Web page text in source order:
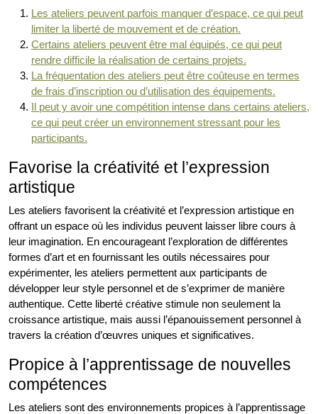
Les ateliers peuvent parfois manquer d’espace, ce qui peut
limiter la liberté de mouvement et de création.
Certains ateliers peuvent être mal équipés, ce qui peut
rendre difficile la réalisation de certains projets.
La fréquentation des ateliers peut être coûteuse en termes
de frais d’inscription ou d’utilisation des équipements.
Il peut y avoir une compétition intense dans certains ateliers,
ce qui peut créer un environnement stressant pour les
participants.
Favorise la créativité et l’expression
artistique
Les ateliers favorisent la créativité et l’expression artistique en
offrant un espace où les individus peuvent laisser libre cours à
leur imagination. En encourageant l’exploration de différentes
formes d’art et en fournissant les outils nécessaires pour
expérimenter, les ateliers permettent aux participants de
développer leur style personnel et de s’exprimer de manière
authentique. Cette liberté créative stimule non seulement la
croissance artistique, mais aussi l’épanouissement personnel à
travers la création d’œuvres uniques et significatives.
Propice à l’apprentissage de nouvelles
compétences
Les ateliers sont des environnements propices à l’apprentissage